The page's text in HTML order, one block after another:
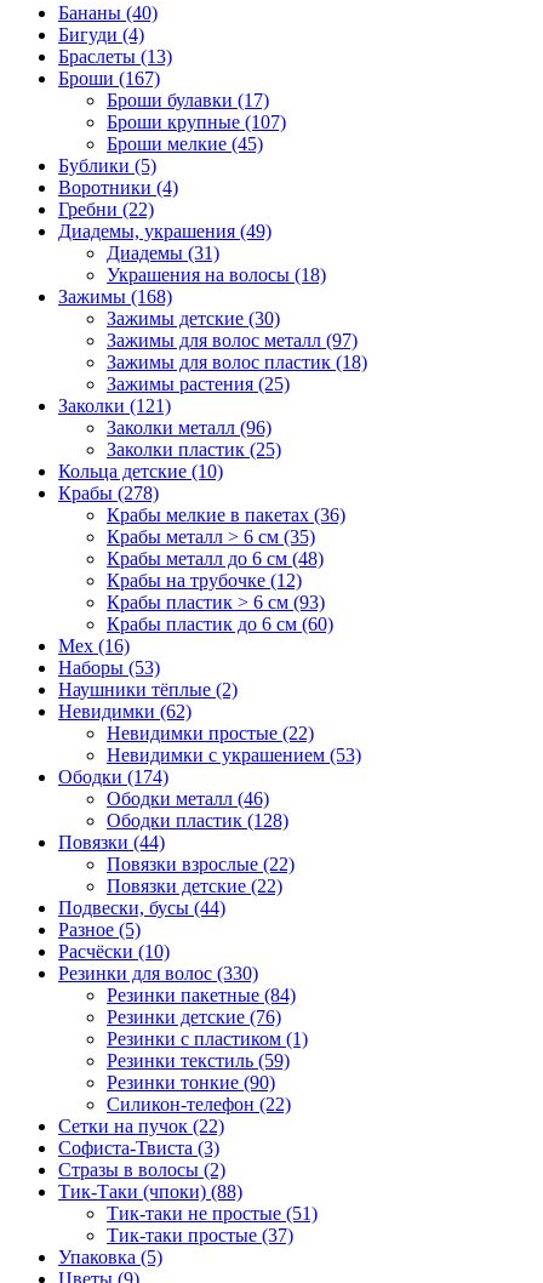
Бананы (40)
Бигуди (4)
Браслеты (13)
Броши (167)
Броши булавки (17)
Броши крупные (107)
Броши мелкие (45)
Бублики (5)
Воротники (4)
Гребни (22)
Диадемы, украшения (49)
Диадемы (31)
Украшения на волосы (18)
Зажимы (168)
Зажимы детские (30)
Зажимы для волос металл (97)
Зажимы для волос пластик (18)
Зажимы растения (25)
Заколки (121)
Заколки металл (96)
Заколки пластик (25)
Кольца детские (10)
Крабы (278)
Крабы мелкие в пакетах (36)
Крабы металл > 6 см (35)
Крабы металл до 6 см (48)
Крабы на трубочке (12)
Крабы пластик > 6 см (93)
Крабы пластик до 6 см (60)
Мех (16)
Наборы (53)
Наушники тёплые (2)
Невидимки (62)
Невидимки простые (22)
Невидимки с украшением (53)
Ободки (174)
Ободки металл (46)
Ободки пластик (128)
Повязки (44)
Повязки взрослые (22)
Повязки детские (22)
Подвески, бусы (44)
Разное (5)
Расчёски (10)
Резинки для волос (330)
Резинки пакетные (84)
Резинки детские (76)
Резинки с пластиком (1)
Резинки текстиль (59)
Резинки тонкие (90)
Силикон-телефон (22)
Сетки на пучок (22)
Софиста-Твиста (3)
Стразы в волосы (2)
Тик-Таки (чпоки) (88)
Тик-таки не простые (51)
Тик-таки простые (37)
Упаковка (5)
Цветы (9)